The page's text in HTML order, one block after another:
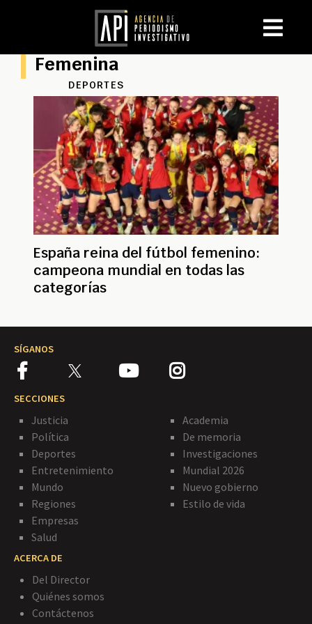
Femenina
DEPORTES
España reina del fútbol femenino:
campeona mundial en todas las
categorías
SÍGANOS
SECCIONES
Justicia
Política
Deportes
Entretenimiento
Mundo
Regiones
Empresas
Salud
Academia
De memoria
Investigaciones
Mundial 2026
Nuevo gobierno
Estilo de vida
ACERCA DE
Del Director
Quiénes somos
Contáctenos